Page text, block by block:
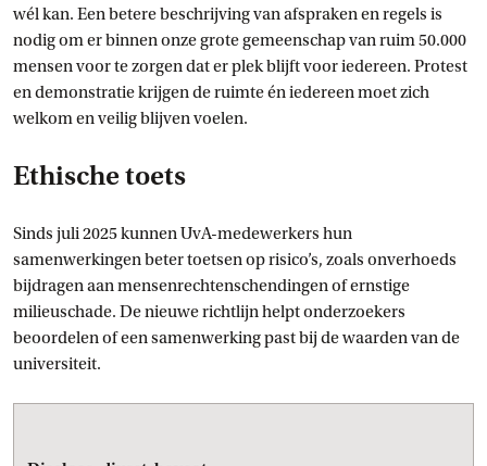
wél kan. Een betere beschrijving van afspraken en regels is
nodig om er binnen onze grote gemeenschap van ruim 50.000
mensen voor te zorgen dat er plek blijft voor iedereen. Protest
en demonstratie krijgen de ruimte én iedereen moet zich
welkom en veilig blijven voelen.
Ethische toets
Sinds juli 2025 kunnen UvA-medewerkers hun
samenwerkingen beter toetsen op risico’s, zoals onverhoeds
bijdragen aan mensenrechtenschendingen of ernstige
milieuschade. De nieuwe richtlijn helpt onderzoekers
beoordelen of een samenwerking past bij de waarden van de
universiteit.